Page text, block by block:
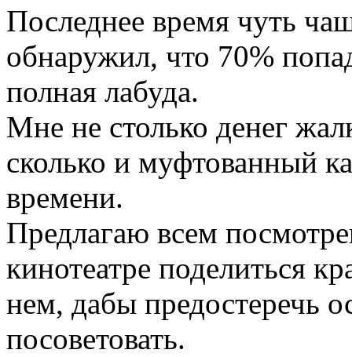
Последнее время чуть
обнаружил, что 70%
полная лабуда.
Мне не столько денег
сколько и муфтованный
времени.
Предлагаю всем
кинотеатре поделиться
нем, дабы предостеречь
посоветовать.